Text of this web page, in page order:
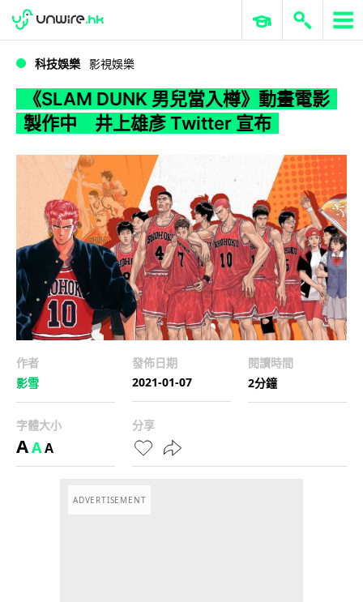
WWDC 2026 ERP 與商業 AI
科技娛樂 影視娛樂
《SLAM DUNK 男兒當入樽》動畫電影
製作中 井上雄彥 Twitter 宣布
作者
影雪
發佈日期
2021-01-07
閱讀時間
2分鐘
字體大小
AAA
分享
ADVERTISEMENT